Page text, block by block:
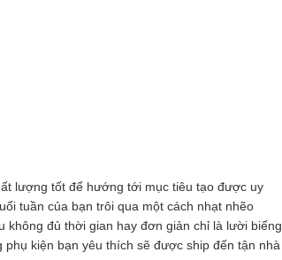
lượng tốt để hướng tới mục tiêu tạo được uy
tuần của bạn trôi qua một cách nhạt nhẽo
không đủ thời gian hay đơn giản chỉ là lười biếng
phụ kiện bạn yêu thích sẽ được ship đến tận nhà